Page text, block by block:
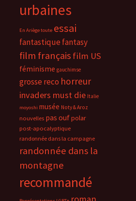
urbaines
En Ariège toute essai
fantastiquefantasy
film français film US
féminisme gauchimse
grosse reco horreur
invaders must die Italie
moyoshi musée Noty & Aroz
nouvelles pas oufpolar
post-apocalyptique
randonnée dans la campagne
randonnée dans la
montagne
recommandé